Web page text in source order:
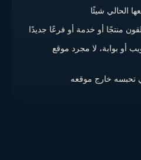
الحالي شيئًا
منتجًا أو خدمة أو فرعًا جديدًا
أو بوابة، لا مجرد موقع
تحبسه خارج موقعه